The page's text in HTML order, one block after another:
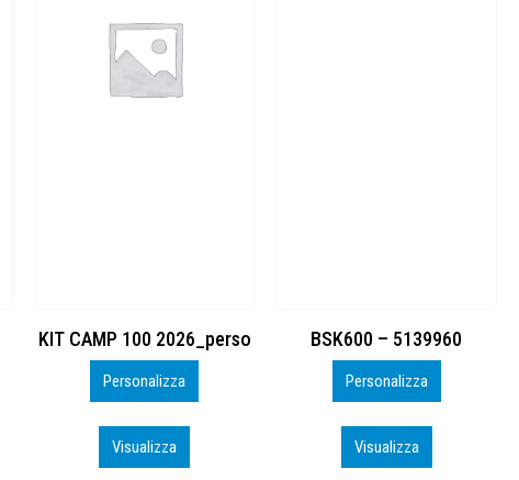
BSK600 – 5139960
Personalizza
Visualizza
DTF
Personalizza
Visualizza